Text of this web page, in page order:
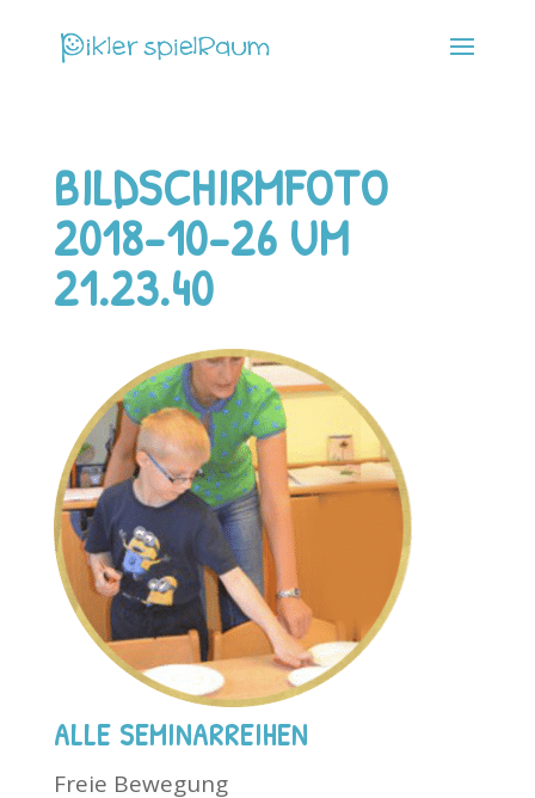
BILDSCHIRMFOTO
2018-10-26 UM
21.23.40
ALLE SEMINARREIHEN
Freie Bewegung